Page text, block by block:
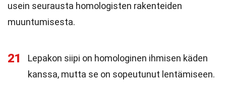
usein seurausta homologisten rakenteiden
muuntumisesta.
21
Lepakon siipi on homologinen ihmisen käden
kanssa, mutta se on sopeutunut lentämiseen.